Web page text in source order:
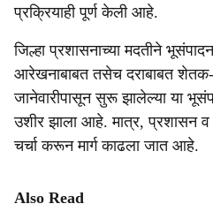
प्रक्रियाही पूर्ण केली आहे.
जिल्हा प्रशासनाच्या मदतीने
आरेखनाबाबत तसेच दराबाबत
जानेवारीपासून सुरू झालेल्या या
उशीर झाला आहे. मात्र, प्रशासन व
चर्चा करून मार्ग काढला जात आहे.
Also Read